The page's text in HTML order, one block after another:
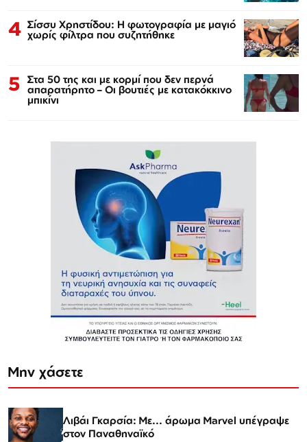
4 Σίσσυ Χρηστίδου: Η φωτογραφία με μαγιό
χωρίς φίλτρα που συζητήθηκε
5 Στα 50 της και με κορμί που δεν περνά
απαρατήρητο – Οι βουτιές με κατακόκκινο
μπικίνι
Μην χάσετε
Λιβάι Γκαρσία: Με... άρωμα Marvel υπέγραψε
στον Παναθηναϊκό